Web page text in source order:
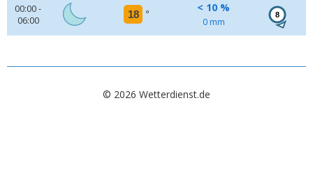
00:00 -
06:00
18 °
< 10 %
0 mm
8
© 2026 Wetterdienst.de